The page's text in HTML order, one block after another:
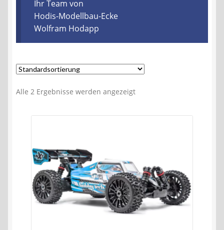
Kontakt
AGB
Widerrufsbelehrung
Datenschutzerklärung
Ihr Team von
Hodis-Modellbau-Ecke
Wolfram Hodapp
Alle 2 Ergebnisse werden angezeigt